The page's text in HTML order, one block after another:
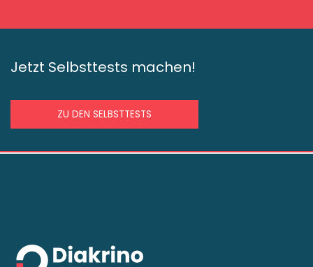
Jetzt Selbsttests machen!
ZU DEN SELBSTTESTS